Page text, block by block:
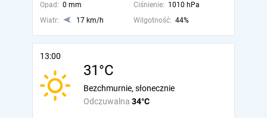
Opad: 0 mm Ciśnienie: 1010 hPa
Wiatr:
17 km/h Wilgotność: 44%
13:00
31°C
Odczuwalna 34°C
Bezchmurnie, słonecznie